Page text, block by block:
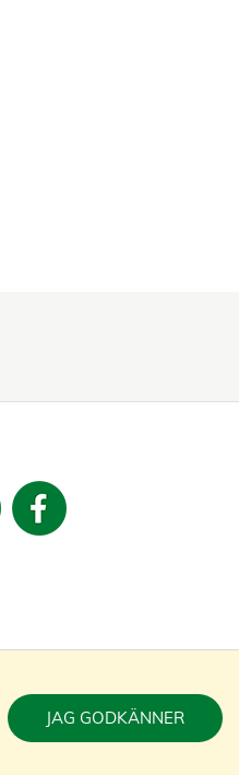
JAG GODKÄNNER